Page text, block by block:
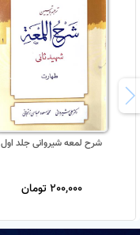
شرح لمعه شیروانی جلد اول
200,000 تومان